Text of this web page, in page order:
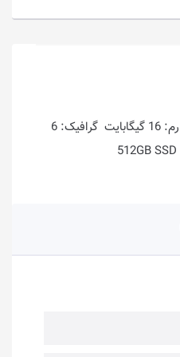
پردازنده: Core i7-13650HX رم: 16 گیگابایت گرافیک: 6